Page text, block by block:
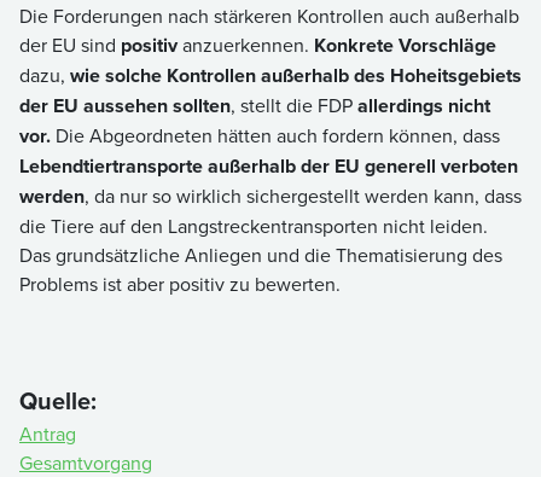
Die Forderungen nach stärkeren Kontrollen auch außerhalb
der EU sind positivanzuerkennen. Konkrete Vorschläge
dazu, wie solche Kontrollen außerhalb des Hoheitsgebiets
der EU aussehen sollten, stellt die FDPallerdings nicht
vor. Die Abgeordneten hätten auch fordern können, dass
Lebendtiertransporte außerhalb der EU generell verboten
werden, da nur so wirklich sichergestellt werden kann, dass
die Tiere auf den Langstreckentransporten nicht leiden.
Das grundsätzliche Anliegen und die Thematisierung des
Problems ist aber positiv zu bewerten.
Quelle:
Antrag
Gesamtvorgang